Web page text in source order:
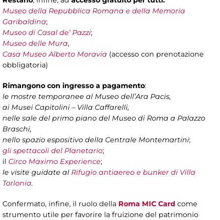
Museo della Repubblica Romana e della Memoria
Garibaldina;
Museo di Casal de’ Pazzi;
Museo delle Mura,
Casa Museo Alberto Moravia (accesso con prenotazione
obbligatoria)
Rimangono con ingresso a pagamento:
le mostre temporanee al Museo dell’Ara Pacis,
ai Musei Capitolini – Villa Caffarelli,
nelle sale del primo piano del Museo di Roma a Palazzo
Braschi,
nello spazio espositivo della Centrale Montemartini;
gli spettacoli del Planetario;
il Circo Maximo Experience;
le visite guidate al Rifugio antiaereo e bunker di Villa
Torlonia.
Confermato, infine, il ruolo della Roma MIC Card come
strumento utile per favorire la fruizione del patrimonio